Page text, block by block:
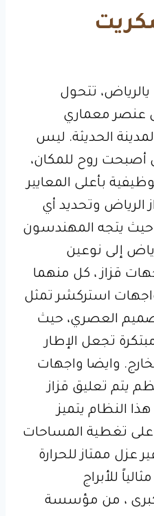
تتحول
عنصر معماري
الحديثة. ليس
أصبحت روح للمكان،
بأعلى المعايير
الرياض وتحديد أي
حيث يتجه المهندسون
إلى نوعين
قزاز ، كل منهما
استركشر تمثل
العصري، حيث
تجعل الإطار
وايضا واجهات
يتم تعليق قزاز
النظام يتميز
على تغطية المساحات
عزل ممتاز للحرارة
للأبراج
، من مؤسسة